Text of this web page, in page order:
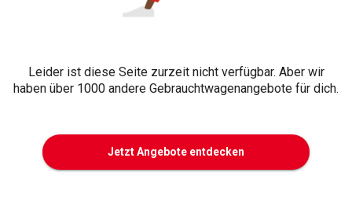
Leider ist diese Seite zurzeit nicht verfügbar. Aber wir
haben über 1000 andere Gebrauchtwagenangebote für dich.
Jetzt Angebote entdecken